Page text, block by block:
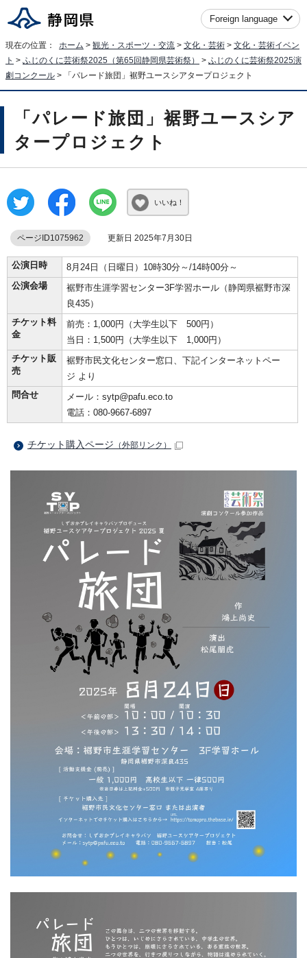
Foreign language
現在の位置： ホーム > 観光・スポーツ・交流 > 文化・芸術 > 文化・芸術イベン
ト > ふじのくに芸術祭2025（第65回静岡県芸術祭） > ふじのくに芸術祭2025演
劇コンクール > 「パレード旅団」裾野ユースシアタープロジェクト
「パレード旅団」裾野ユースシア
タープロジェクト
いいね！
ページID1075962 更新日 2025年7月30日
公演日時
8月24日（日曜日）10時30分～/14時00分～
公演会場
裾野市生涯学習センター3F学習ホール（静岡県裾野市深
良435）
チケット料
金
前売：1,000円（大学生以下 500円）
当日：1,500円（大学生以下 1,000円）
チケット販
売
裾野市民文化センター窓口、下記インターネットペー
ジ より
問合せ
メール：sytp@pafu.eco.to
電話：080-9667-6897
チケット購入ページ （外部リンク）